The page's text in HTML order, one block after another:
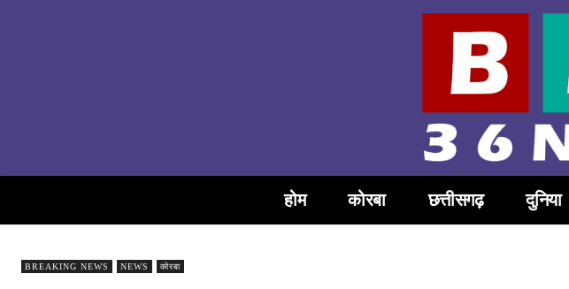
होम कोरबा छत्तीसगढ़ दुनिया
BREAKING NEWS NEWS कोरबा